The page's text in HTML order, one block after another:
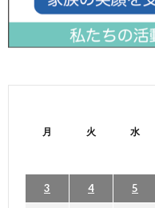
月 火 水
3 4 5